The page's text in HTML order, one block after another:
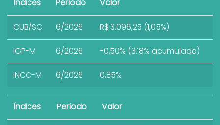
Índices Período Valor
CUB/SC 6/2026 R$ 3.096,25 (1,05%)
IGP-M 6/2026 -0,50% (3.18% acumulado)
INCC-M 6/2026 0,85%
Índices Período Valor